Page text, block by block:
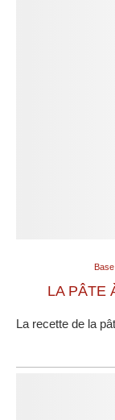
Base
LA PÂTE
La recette de la